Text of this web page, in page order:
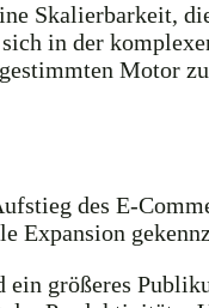
Skalierbarkeit,
in der
Motor
des E-
Expansion
größeres